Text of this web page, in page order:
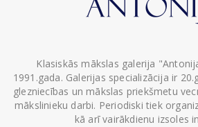
Klasiskās mākslas galerija
1991.gada. Galerijas specializācija ir
glezniecības un mākslas priekšmetu
mākslinieku darbi. Periodiski tiek
kā arī vairākdienu izsoles